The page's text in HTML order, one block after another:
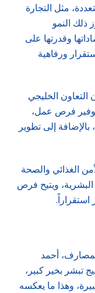
مثل التجارة
ذلك النمو
وقدرتها على
ورفاهية
التعاون الخليجي
فرص عمل،
إلى تطوير
الغذائي والصحة
البشرية، ويتيح فرص
استقراراً.
أحمد
تبشر بخير كبير،
وهذا ما يعكسه